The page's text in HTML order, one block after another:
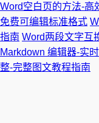
Word空白页的方法-高
免费可编辑标准格式
指南 Word两段文字互
Markdown 编辑器-实
整-完整图文教程指南